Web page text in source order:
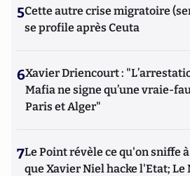
5Cette autre crise migratoire
se profile après Ceuta
6Xavier Driencourt :
Mafia ne signe qu’une vraie-
Paris et Alger"
7Le Point révèle ce qu'on sniffe
que Xavier Niel hacke l'Etat; Le